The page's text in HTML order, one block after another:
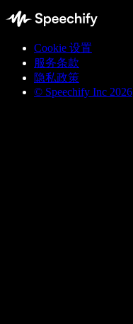
Cookie 设置
服务条款
隐私政策
© Speechify Inc 2026